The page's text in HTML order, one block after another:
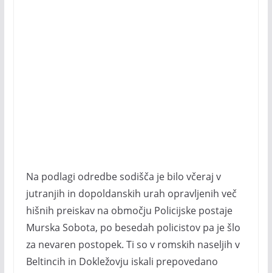
Na podlagi odredbe sodišča je bilo včeraj v
jutranjih in dopoldanskih urah opravljenih več
hišnih preiskav na območju Policijske postaje
Murska Sobota, po besedah policistov pa je šlo
za nevaren postopek. Ti so v romskih naseljih v
Beltincih in Dokležovju iskali prepovedano